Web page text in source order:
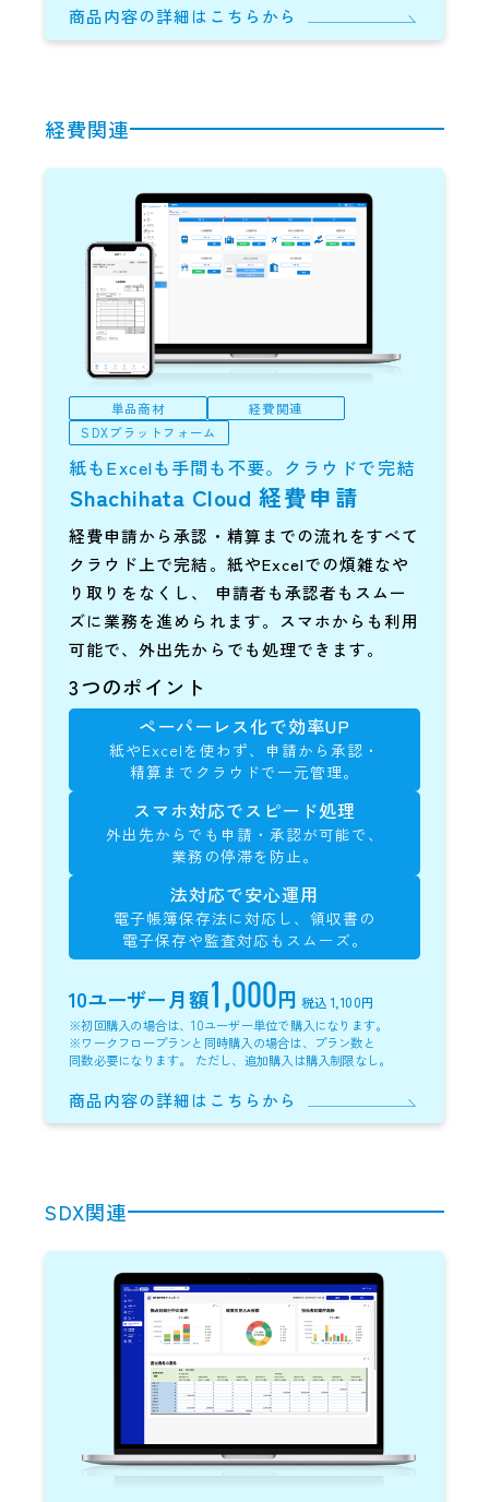
商品内容の詳細はこちらから
経費関連
単品商材
経費関連
SDXプラットフォーム
紙もExcelも手間も不要。クラウドで完結
Shachihata Cloud 経費申請
経費申請から承認・精算までの流れをすべて
クラウド上で完結。紙やExcelでの煩雑なや
り取りをなくし、 申請者も承認者もスムー
ズに業務を進められます。スマホからも利用
可能で、外出先からでも処理できます。
3つのポイント
ペーパーレス化で効率UP
紙やExcelを使わず、 申請から承認・
精算まで クラウドで一元管理。
スマホ対応でスピード処理
外出先からでも 申請・承認が可能で、
業務の停滞を防止。
法対応で安心運用
電子帳簿保存法に対応し、 領収書の
電子保存や監査対応もスムーズ。
10ユーザー月額1,000円 税込 1,100円
※初回購入の場合は、10ユーザー単位で購入になります。
※ワークフロープランと同時購入の場合は、プラン数と
同数必要になります。 ただし、追加購入は購入制限なし。
商品内容の詳細はこちらから
SDX関連